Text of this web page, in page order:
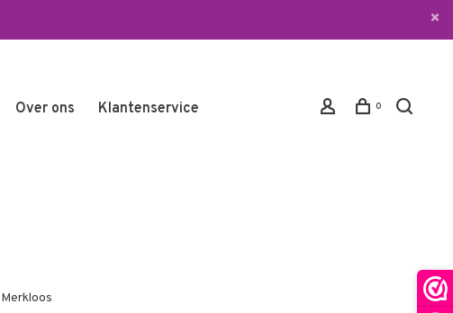
Over ons Klantenservice 0
Merkloos